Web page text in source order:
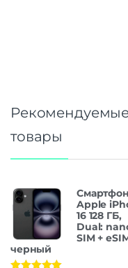
товары
Смартфон
Apple
16 128 ГБ,
Dual:
SIM +
черный